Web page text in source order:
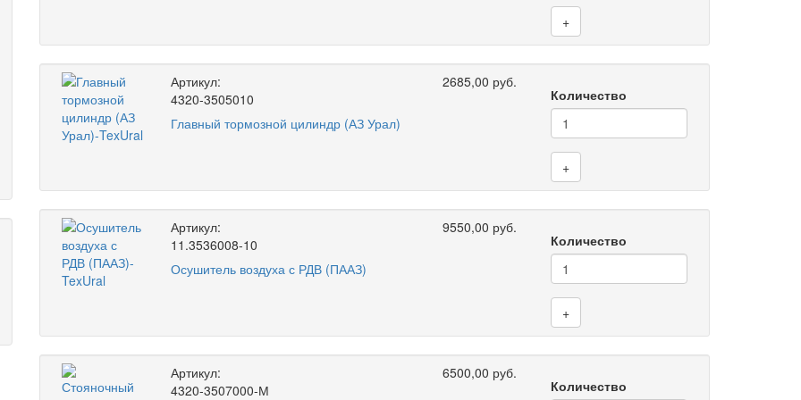
+
Артикул:
4320-3505010
Главный тормозной цилиндр (АЗ Урал)
2685,00 руб.
Количество
+
Артикул:
11.3536008-10
Осушитель воздуха с РДВ (ПААЗ)
9550,00 руб.
Количество
+
Артикул:
4320-3507000-М
6500,00 руб.
Количество